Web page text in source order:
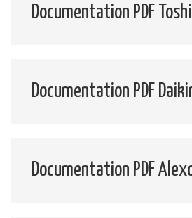
Documentation PDF
Documentation PDF
Documentation PDF